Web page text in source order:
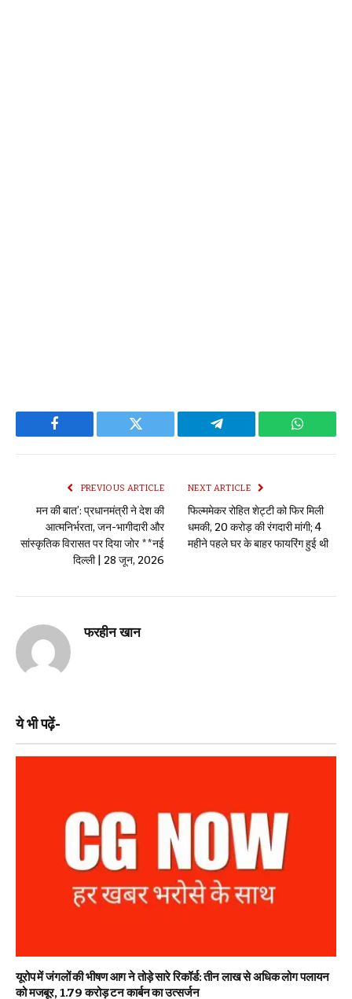
Facebook Twitter Telegram
PREVIOUS ARTICLE
मन की बात’: प्रधानमंत्री ने देश की
आत्मनिर्भरता, जन-भागीदारी और
सांस्कृतिक विरासत पर दिया जोर **नई
दिल्ली | 28 जून, 2026
NEXT ARTICLE
फिल्ममेकर रोहित शेट्टी को फिर मिली
धमकी, ₹20 करोड़ की रंगदारी मांगी; 4
महीने पहले घर के बाहर फायरिंग हुई थी
फरहीन खान
ये भी पढ़ें-
यूरोप में जंगलों की भीषण आग ने तोड़े सारे रिकॉर्ड: तीन लाख से अधिक लोग पलायन
को मजबूर, 1.79 करोड़ टन कार्बन का उत्सर्जन